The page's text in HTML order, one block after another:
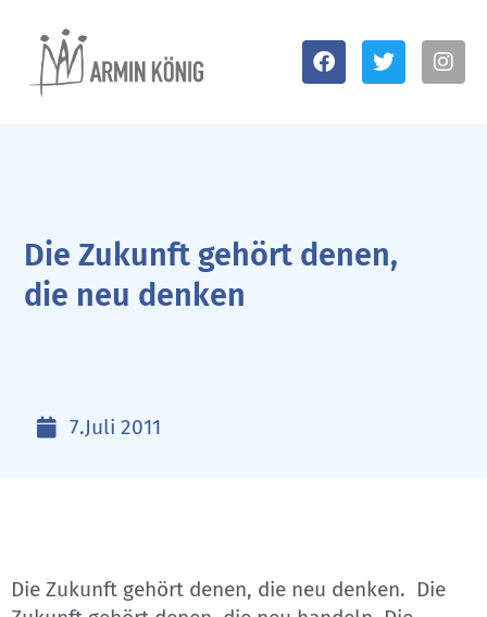
Die Zukunft gehört denen,
die neu denken
7.Juli 2011
Die Zukunft gehört denen, die neu denken. Die